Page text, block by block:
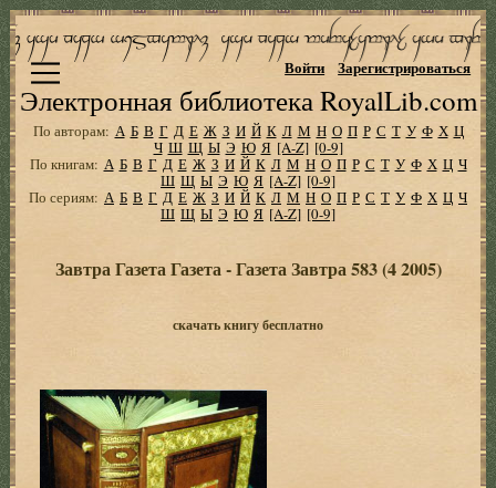
Электронная библиотека RoyalLib.com
Войти Зарегистрироваться
По авторам: А Б В Г Д Е Ж З И Й К Л М Н О П Р С Т У Ф Х Ц
Ч Ш Щ Ы Э Ю Я [A-Z] [0-9]
По книгам: А Б В Г Д Е Ж З И Й К Л М Н О П Р С Т У Ф Х Ц Ч
Ш Щ Ы Э Ю Я [A-Z] [0-9]
По сериям: А Б В Г Д Е Ж З И Й К Л М Н О П Р С Т У Ф Х Ц Ч
Ш Щ Ы Э Ю Я [A-Z] [0-9]
Завтра Газета Газета - Газета Завтра 583 (4 2005)
скачать книгу бесплатно